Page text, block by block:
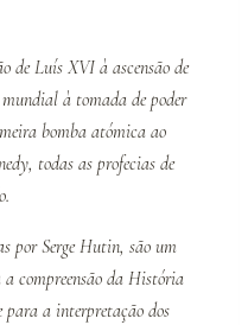
de Luís XVI à ascensão de
à tomada de poder
bomba atómica ao
todas as profecias de
por Serge Hutin, são um
compreensão da História
para a interpretação dos